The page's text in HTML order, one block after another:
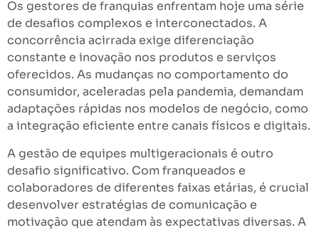
Os gestores de franquias enfrentam hoje uma série
de desafios complexos e interconectados. A
concorrência acirrada exige diferenciação
constante e inovação nos produtos e serviços
oferecidos. As mudanças no comportamento do
consumidor, aceleradas pela pandemia, demandam
adaptações rápidas nos modelos de negócio, como
a integração eficiente entre canais físicos e digitais.
A gestão de equipes multigeracionais é outro
desafio significativo. Com franqueados e
colaboradores de diferentes faixas etárias, é crucial
desenvolver estratégias de comunicação e
motivação que atendam às expectativas diversas. A